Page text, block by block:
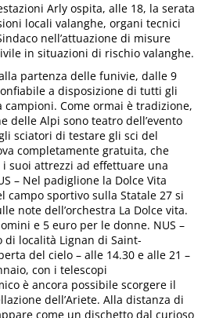
Arly ospita, alle 18, la serata
locali valanghe, organi tecnici
nell’attuazione di misure
in situazioni di rischio valanghe.
partenza delle funivie, dalle 9
a disposizione di tutti gli
Come ormai è tradizione,
delle Alpi sono teatro dell’evento
sciatori di testare gli sci del
completamente gratuita, che
suoi attrezzi ad effettuare una
– Nel padiglione la Dolce Vita
campo sportivo sulla Statale 27 si
note dell’orchestra La Dolce vita.
e 5 euro per le donne. NUS –
di località Lignan di Saint-
del cielo – alle 14.30 e alle 21 –
con i telescopi
è ancora possibile scorgere il
dell’Ariete. Alla distanza di
come un dischetto dal curioso